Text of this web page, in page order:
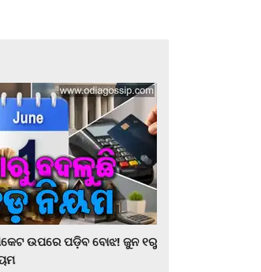
ଉପରେ ପଡ଼ିବ ବୋଝ! ଜୁନ ୧ରୁ